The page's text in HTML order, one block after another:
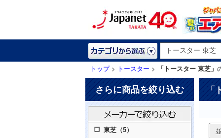
トップ> トースター > 「トースター 東芝」
さらに商品を絞り込む
東芝（5）
「